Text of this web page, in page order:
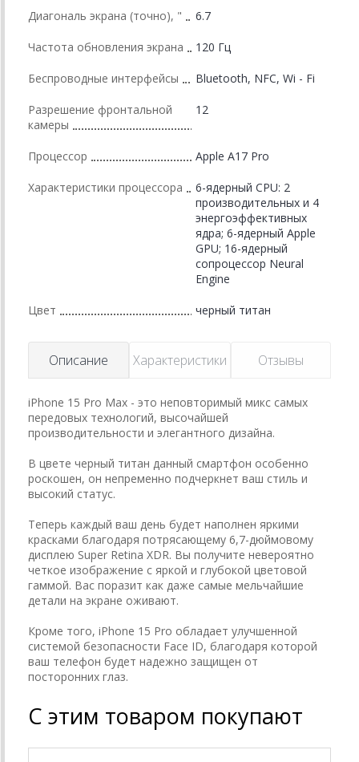
Диагональ экрана (точно), " 6.7
Частота обновления экрана 120 Гц
Беспроводные интерфейсы Bluetooth, NFC, Wi - Fi
Разрешение фронтальной
камеры
12
Процессор Apple A17 Pro
Характеристики процессора
6-ядерный CPU: 2
производительных и 4
энергоэффективных
ядра; 6-ядерный Apple
GPU; 16-ядерный
сопроцессор Neural
Engine
Цвет черный титан
Описание Характеристики Отзывы
iPhone 15 Pro Max - это неповторимый микс самых
передовых технологий, высочайшей
производительности и элегантного дизайна.
В цвете черный титан данный смартфон особенно
роскошен, он непременно подчеркнет ваш стиль и
высокий статус.
Теперь каждый ваш день будет наполнен яркими
красками благодаря потрясающему 6,7-дюймовому
дисплею Super Retina XDR. Вы получите невероятно
четкое изображение с яркой и глубокой цветовой
гаммой. Вас поразит как даже самые мельчайшие
детали на экране оживают.
Кроме того, iPhone 15 Pro обладает улучшенной
системой безопасности Face ID, благодаря которой
ваш телефон будет надежно защищен от
посторонних глаз.
С этим товаром покупают